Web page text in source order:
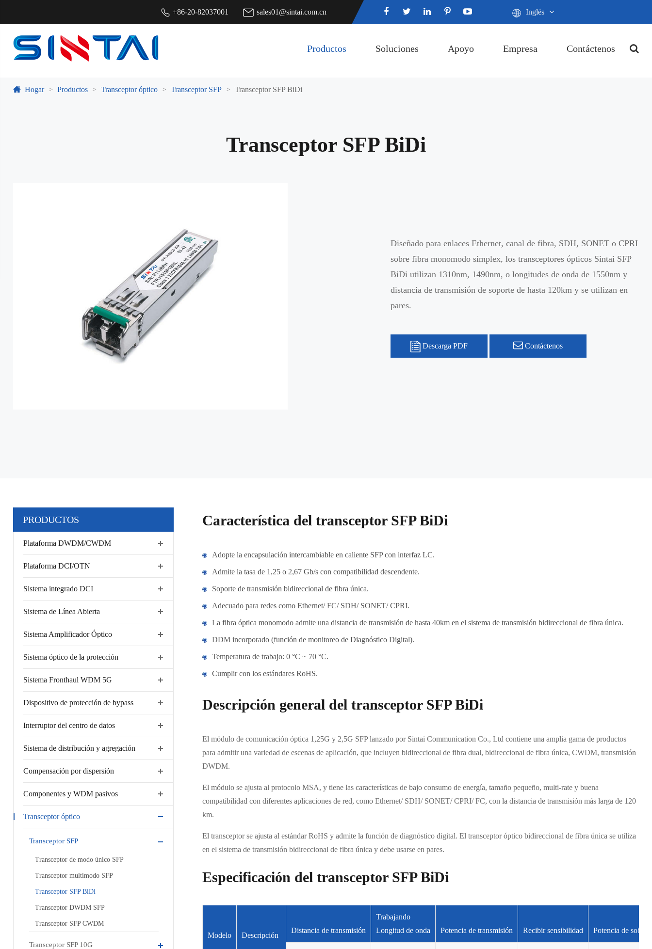
+86-20-82037001 sales01@sintai.com.cn Inglés
Productos Soluciones Apoyo Empresa Contáctenos
Hogar Productos Transceptor óptico Transceptor SFP Transceptor SFP BiDi
Transceptor SFP BiDi
Diseñado para enlaces Ethernet, canal de fibra, SDH, SONET o CPRI
sobre fibra monomodo simplex, los transceptores ópticos Sintai SFP
BiDi utilizan 1310nm, 1490nm, o longitudes de onda de 1550nm y
distancia de transmisión de soporte de hasta 120km y se utilizan en
pares.
Descarga PDF Contáctenos
PRODUCTOS
Plataforma DWDM/CWDM
Plataforma DCI/OTN
Sistema integrado DCI
Sistema de Línea Abierta
Sistema Amplificador Óptico
Sistema óptico de la protección
Sistema Fronthaul WDM 5G
Dispositivo de protección de bypass
Interruptor del centro de datos
Sistema de distribución y agregación
Compensación por dispersión
Componentes y WDM pasivos
Transceptor óptico
Transceptor SFP
Transceptor de modo único SFP
Transceptor multimodo SFP
Transceptor SFP BiDi
Transceptor DWDM SFP
Transceptor SFP CWDM
Transceptor SFP 10G
Característica del transceptor SFP BiDi
Adopte la encapsulación intercambiable en caliente SFP con interfaz LC.
Admite la tasa de 1,25 o 2,67 Gb/s con compatibilidad descendente.
Soporte de transmisión bidireccional de fibra única.
Adecuado para redes como Ethernet/ FC/ SDH/ SONET/ CPRI.
La fibra óptica monomodo admite una distancia de transmisión de hasta 40km en el sistema de transmisión bidireccional de fibra única.
DDM incorporado (función de monitoreo de Diagnóstico Digital).
Temperatura de trabajo: 0 °C ~ 70 °C.
Cumplir con los estándares RoHS.
Descripción general del transceptor SFP BiDi
El módulo de comunicación óptica 1,25G y 2,5G SFP lanzado por Sintai Communication Co., Ltd contiene una amplia gama de productos
para admitir una variedad de escenas de aplicación, que incluyen bidireccional de fibra dual, bidireccional de fibra única, CWDM, transmisión
DWDM.
El módulo se ajusta al protocolo MSA, y tiene las características de bajo consumo de energía, tamaño pequeño, multi-rate y buena
compatibilidad con diferentes aplicaciones de red, como Ethernet/ SDH/ SONET/ CPRI/ FC, con la distancia de transmisión más larga de 120
km.
El transceptor se ajusta al estándar RoHS y admite la función de diagnóstico digital. El transceptor óptico bidireccional de fibra única se utiliza
en el sistema de transmisión bidireccional de fibra única y debe usarse en pares.
Especificación del transceptor SFP BiDi
Modelo Descripción
Distancia de transmisión
Trabajando
Longitud de onda
Potencia de transmisión Recibir sensibilidad Potencia de